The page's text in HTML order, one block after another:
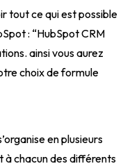
tout ce qui est possible
: “HubSpot CRM
ainsi vous aurez
choix de formule
en plusieurs
à chacun des différents